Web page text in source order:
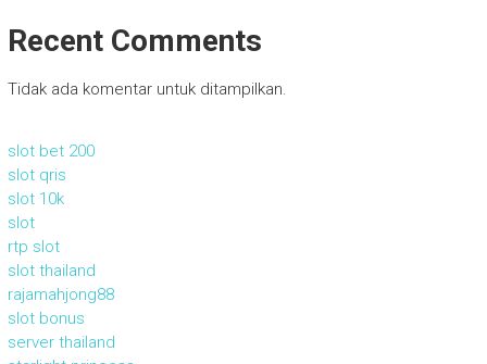
Recent Comments
Tidak ada komentar untuk ditampilkan.
slot bet 200
slot qris
slot 10k
slot
rtp slot
slot thailand
rajamahjong88
slot bonus
server thailand